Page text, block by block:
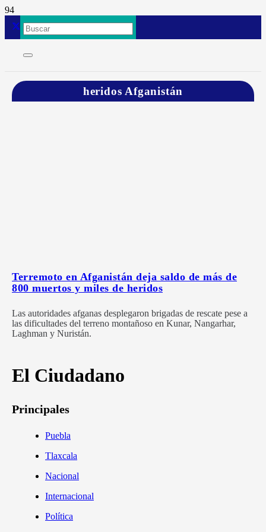
heridos Afganistán
Terremoto en Afganistán deja saldo de más de
800 muertos y miles de heridos
Las autoridades afganas desplegaron brigadas de rescate pese a
las dificultades del terreno montañoso en Kunar, Nangarhar,
Laghman y Nuristán.
El Ciudadano
Principales
Puebla
Tlaxcala
Nacional
Internacional
Política